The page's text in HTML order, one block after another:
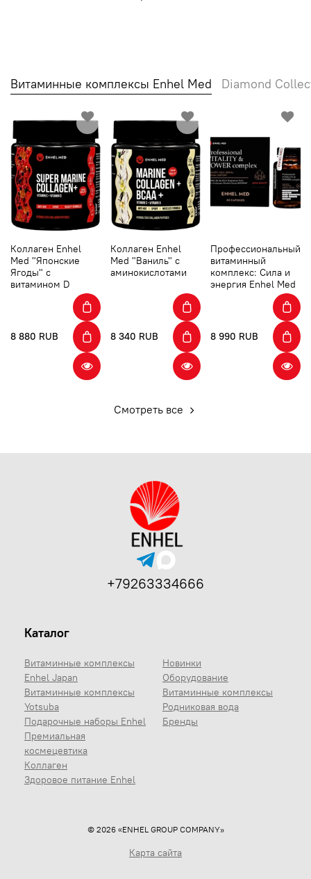
Витаминные комплексы Enhel Med Diamond
Коллаген Enhel
Med "Японские
Ягоды" с
витамином D
8 880 RUB
Коллаген Enhel
Med "Ваниль" с
аминокислотами
8 340 RUB
Профессиональный
витаминный
комплекс: Сила и
энергия Enhel Med
8 990 RUB
Смотреть все
Каталог
Витаминные комплексы
Enhel Japan
Витаминные комплексы
Yotsuba
Подарочные наборы Enhel
Премиальная
космецевтика
Коллаген
Здоровое питание Enhel
Новинки
Оборудование
Витаминные комплексы
Родниковая вода
Бренды
+79263334666
© 2026 «ENHEL GROUP COMPANY»
Карта сайта